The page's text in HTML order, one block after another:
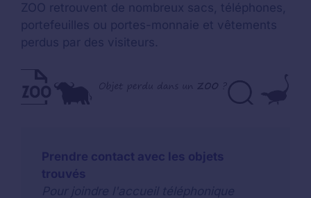
ZOO retrouvent de nombreux sacs, téléphones,
portefeuilles ou portes-monnaie et vêtements
perdus par des visiteurs.
Prendre contact avec les objets
trouvés